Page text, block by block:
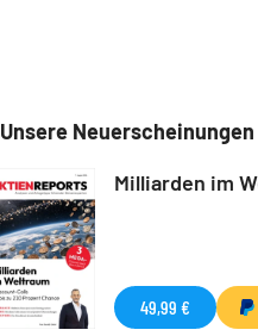
Unsere Neuerscheinungen
Milliarden im
49,99 €